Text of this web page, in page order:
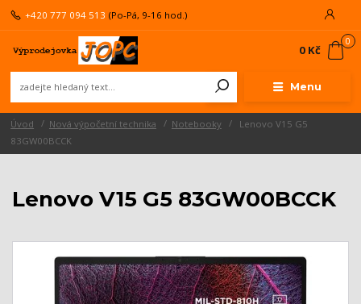
Menu
+420 777 094 513 (Po-Pá, 9-16 hod.)
0
0 Kč
Úvod Nová výpočetní technika Notebooky
Lenovo V15 G5
83GW00BCCK
Lenovo V15 G5 83GW00BCCK